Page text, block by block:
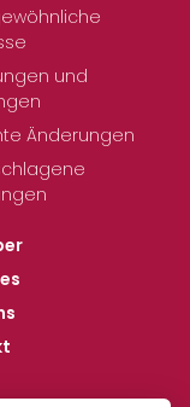
und
Änderungen